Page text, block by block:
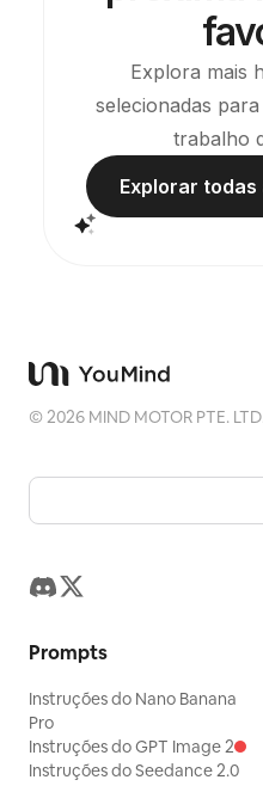
ser combinado com a tarefa
YouMind para tirar cartas e
configurar a tarefaExplora mais
selecionadas
trabalho
Explorar
©2026 MIND MOTOR PTE.
Prompts
Instruções do Nano Banana
Pro
Instruções do GPT Image 2
Instruções do Seedance 2.0